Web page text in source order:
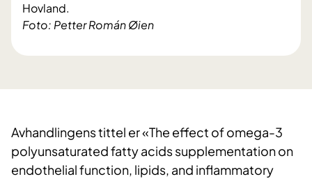
Foto: Petter Román Øien
Hovland.
Avhandlingens tittel er «The effect of omega-3
polyunsaturated fatty acids supplementation on
endothelial function, lipids, and inflammatory